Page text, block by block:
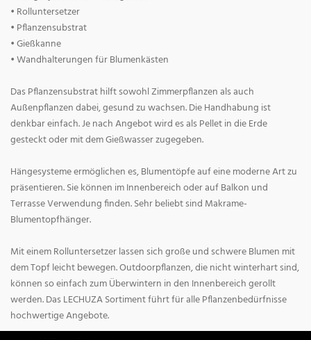
• Rolluntersetzer
• Pflanzensubstrat
• Gießkanne
• Wandhalterungen für Blumenkästen
Das Pflanzensubstrat hilft sowohl Zimmerpflanzen als auch
Außenpflanzen dabei, gesund zu wachsen. Die Handhabung ist
denkbar einfach. Je nach Angebot wird es als Pellet in die Erde
gesteckt oder mit dem Gießwasser zugegeben.
Hängesysteme ermöglichen es, Blumentöpfe auf eine moderne Art zu
präsentieren. Sie können im Innenbereich oder auf Balkon und
Terrasse Verwendung finden. Sehr beliebt sind Makrame-
Blumentopfhänger.
Mit einem Rolluntersetzer lassen sich große und schwere Blumen mit
dem Topf leicht bewegen. Outdoorpflanzen, die nicht winterhart sind,
können so einfach zum Überwintern in den Innenbereich gerollt
werden. Das LECHUZA Sortiment führt für alle Pflanzenbedürfnisse
hochwertige Angebote.